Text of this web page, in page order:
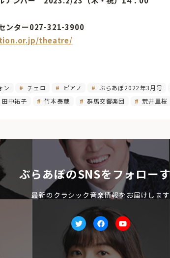
ンター027-321-3900
theatre/
ン チェロ ピアノ ぶらあぼ2022年3月号
田中祐子 竹本泰蔵 群馬交響楽団 荒井里桜
ぶらあぼのSNSをフォロー
最新のクラシック音楽情報をお届けします
TwitterfacebookYoutube